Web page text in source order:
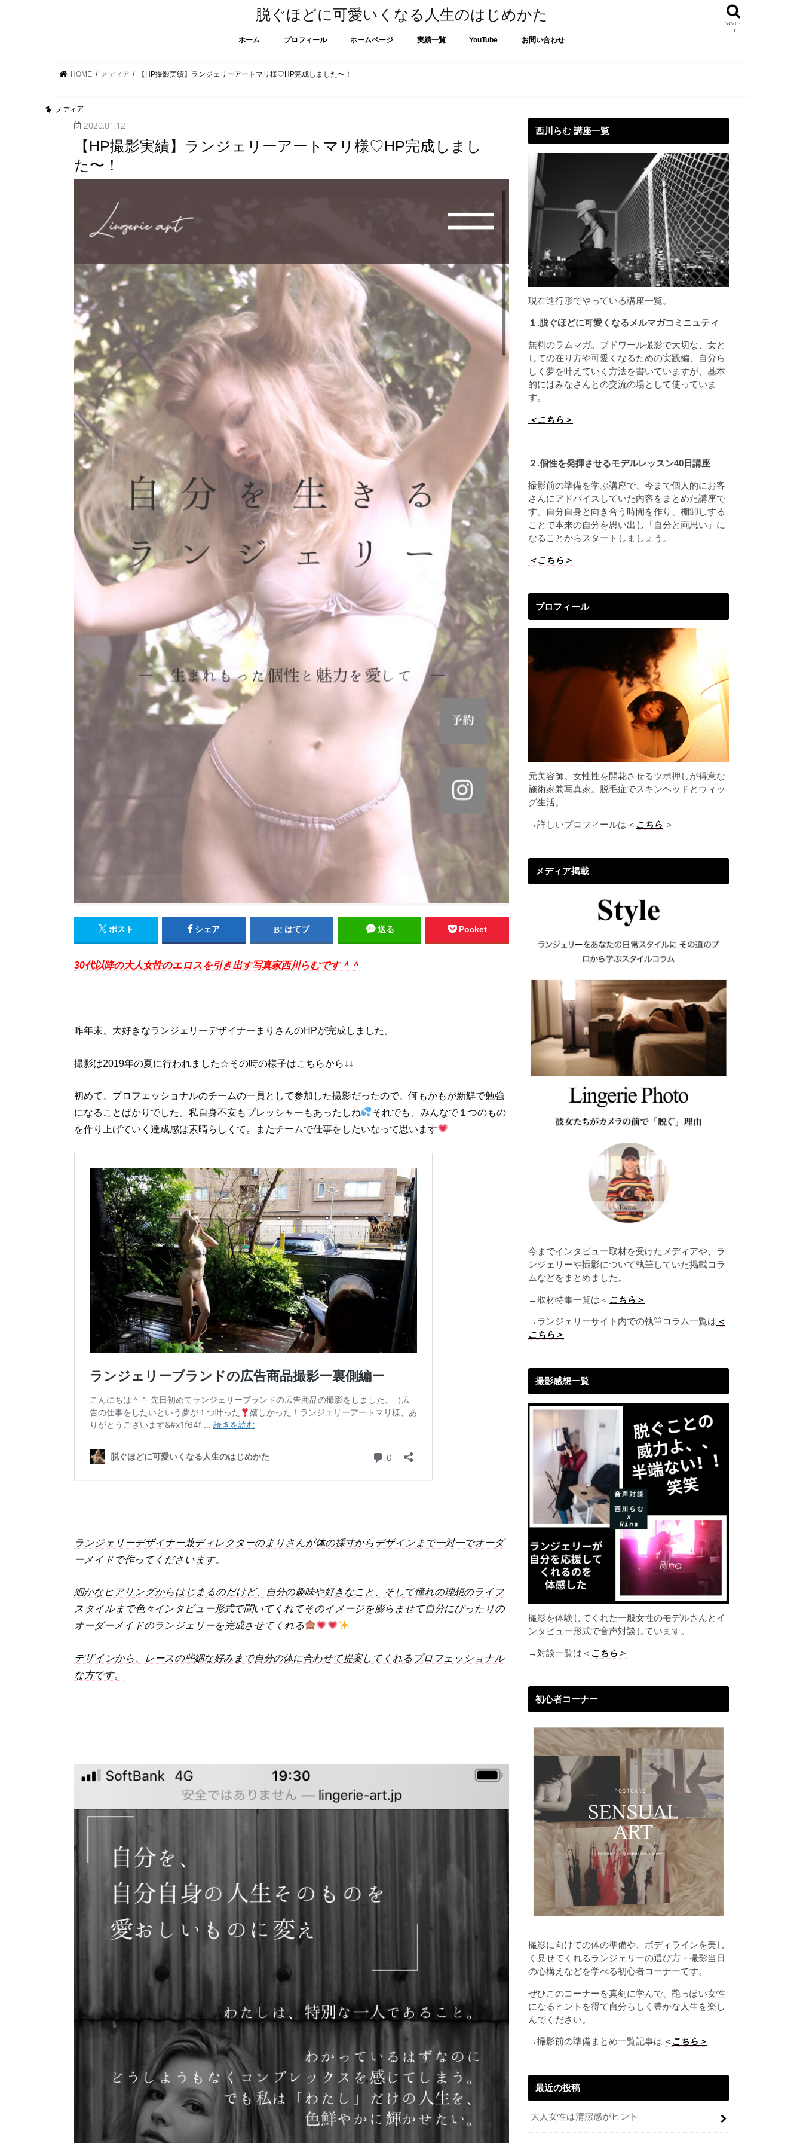
脱ぐほどに可愛いくなる人生のはじめかた
searc
h
ホーム プロフィール ホームページ 実績一覧 YouTube お問い合わせ
HOME メディア 【HP撮影実績】ランジェリーアートマリ様♡HP完成しました〜！
メディア
2020.01.12
【HP撮影実績】ランジェリーアートマリ様♡HP完成しまし
た〜！
ポスト シェア はてブ 送る Pocket
30代以降の大人女性のエロスを引き出す写真家西川らむです＾＾
昨年末、大好きなランジェリーデザイナーまりさんのHPが完成しました。
撮影は2019年の夏に行われました☆その時の様子はこちらから↓↓
初めて、プロフェッショナルのチームの一員として参加した撮影だったので、何もかもが新鮮で勉強
になることばかりでした。私自身不安もプレッシャーもあったしね
それでも、みんなで１つのもの
を作り上げていく達成感は素晴らしくて。またチームで仕事をしたいなって思います
ランジェリーデザイナー兼ディレクターのまりさんが体の採寸からデザインまで一対一でオーダ
ーメイドで作ってくださいます。
細かなヒアリングからはじまるのだけど、自分の趣味や好きなこと、そして憧れの理想のライフ
スタイルまで色々インタビュー形式で聞いてくれてそのイメージを膨らませて自分にぴったりの
オーダーメイドのランジェリーを完成させてくれる
デザインから、レースの些細な好みまで自分の体に合わせて提案してくれるプロフェッショナル
な方です。
西川らむ 講座一覧
現在進行形でやっている講座一覧。
１.脱ぐほどに可愛くなるメルマガコミニュティ
無料のラムマガ。ブドワール撮影で大切な、女と
しての在り方や可愛くなるための実践編、自分ら
しく夢を叶えていく方法を書いていますが、基本
的にはみなさんとの交流の場として使っていま
す。
＜こちら＞
２.個性を発揮させるモデルレッスン40日講座
撮影前の準備を学ぶ講座で、今まで個人的にお客
さんにアドバイスしていた内容をまとめた講座で
す。自分自身と向き合う時間を作り、棚卸しする
ことで本来の自分を思い出し「自分と両思い」に
なることからスタートしましょう。
＜こちら＞
プロフィール
元美容師。女性性を開花させるツボ押しが得意な
施術家兼写真家。脱毛症でスキンヘッドとウィッ
グ生活。
→詳しいプロフィールは＜ こちら ＞
メディア掲載
今までインタビュー取材を受けたメディアや、ラ
ンジェリーや撮影について執筆していた掲載コラ
ムなどをまとめました。
→取材特集一覧は＜ こちら＞
→ランジェリーサイト内での執筆コラム一覧は ＜
こちら＞
撮影感想一覧
撮影を体験してくれた一般女性のモデルさんとイ
ンタビュー形式で音声対談しています。
→対談一覧は＜ こちら ＞
初心者コーナー
撮影に向けての体の準備や、ボディラインを美し
く見せてくれるランジェリーの選び方・撮影当日
の心構えなどを学べる初心者コーナーです。
ぜひこのコーナーを真剣に学んで、艶っぽい女性
になるヒントを得て自分らしく豊かな人生を楽し
んでください。
→撮影前の準備まとめ一覧記事は ＜こちら＞
最近の投稿
大人女性は清潔感がヒント